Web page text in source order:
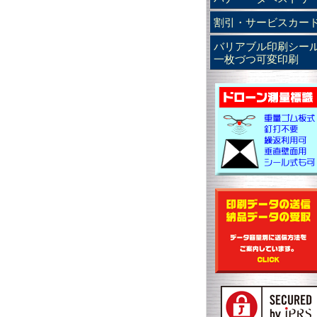
割引・サービスカー
バリアブル印刷シー
一枚づつ可変印刷